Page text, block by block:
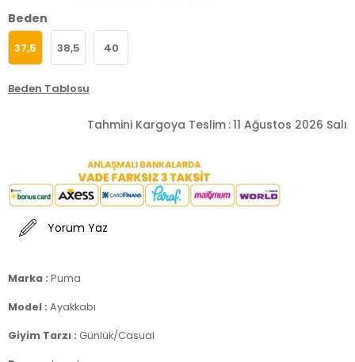
Beden
37,5 38,5 40
Beden Tablosu
Tahmini Kargoya Teslim :11 Ağustos 2026 Salı
Yorum Yaz
Marka : Puma
Model : Ayakkabı
Giyim Tarzı : Günlük/Casual